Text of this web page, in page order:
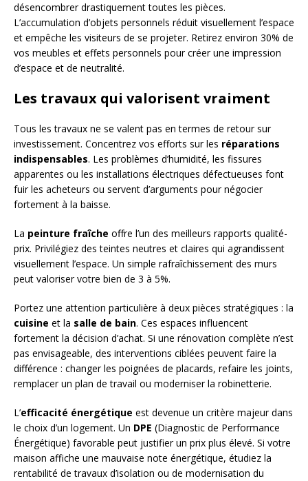
désencombrer drastiquement toutes les pièces.
L’accumulation d’objets personnels réduit visuellement l’espace
et empêche les visiteurs de se projeter. Retirez environ 30% de
vos meubles et effets personnels pour créer une impression
d’espace et de neutralité.
Les travaux qui valorisent vraiment
Tous les travaux ne se valent pas en termes de retour sur
investissement. Concentrez vos efforts sur les réparations
indispensables. Les problèmes d’humidité, les fissures
apparentes ou les installations électriques défectueuses font
fuir les acheteurs ou servent d’arguments pour négocier
fortement à la baisse.
La peinture fraîche offre l’un des meilleurs rapports qualité-
prix. Privilégiez des teintes neutres et claires qui agrandissent
visuellement l’espace. Un simple rafraîchissement des murs
peut valoriser votre bien de 3 à 5%.
Portez une attention particulière à deux pièces stratégiques : la
cuisine et la salle de bain. Ces espaces influencent
fortement la décision d’achat. Si une rénovation complète n’est
pas envisageable, des interventions ciblées peuvent faire la
différence : changer les poignées de placards, refaire les joints,
remplacer un plan de travail ou moderniser la robinetterie.
L’efficacité énergétique est devenue un critère majeur dans
le choix d’un logement. Un DPE (Diagnostic de Performance
Énergétique) favorable peut justifier un prix plus élevé. Si votre
maison affiche une mauvaise note énergétique, étudiez la
rentabilité de travaux d’isolation ou de modernisation du